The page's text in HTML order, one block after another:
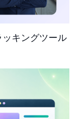
キングツール